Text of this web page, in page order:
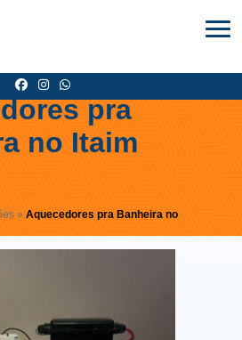
pra
no Itaim
» Aquecedores pra Banheira no